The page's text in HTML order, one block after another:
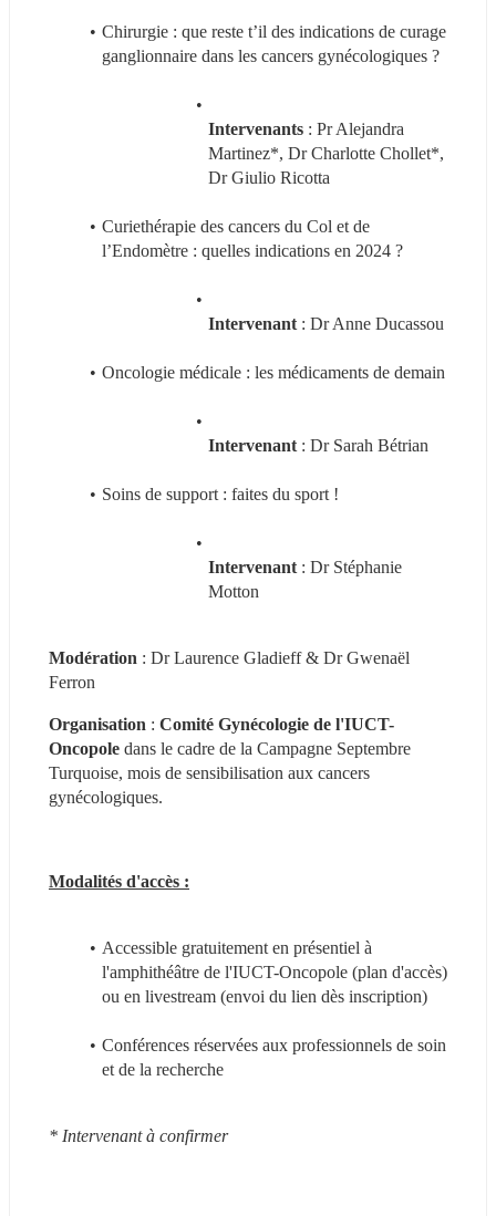
Chirurgie : que reste t’il des indications de curage
ganglionnaire dans les cancers gynécologiques ?
Intervenants : Pr Alejandra
Martinez*, Dr Charlotte Chollet*,
Dr Giulio Ricotta
Curiethérapie des cancers du Col et de
l’Endomètre : quelles indications en 2024 ?
Intervenant : Dr Anne Ducassou
Intervenant : Dr Sarah Bétrian
Soins de support : faites du sport !
Intervenant : Dr Stéphanie
Motton
Modération : Dr Laurence Gladieff & Dr Gwenaël
Ferron
Organisation : Comité Gynécologie de l'IUCT-
Oncopole dans le cadre de la Campagne Septembre
Turquoise, mois de sensibilisation aux cancers
gynécologiques.
Modalités d'accès :
Accessible gratuitement en présentiel à
l'amphithéâtre de l'IUCT-Oncopole (plan d'accès)
ou en livestream (envoi du lien dès inscription)
Conférences réservées aux professionnels de soin
et de la recherche
* Intervenant à confirmer